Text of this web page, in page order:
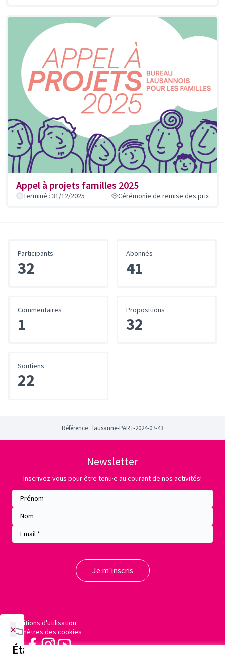
Appel à projets familles 2025
Terminé : 31/12/2025 Cérémonie de remise des prix
Participants
32
Abonnés
41
Commentaires
1
Propositions
32
Soutiens
22
Référence : lausanne-PART-2024-07-43
Newsletter
Inscrivez-vous pour être tenu·e au courant de nos activités!
Conditions d'utilisation
Paramètres des cookies
FacebookInstagram
YouTube
×
Étapes de la